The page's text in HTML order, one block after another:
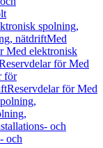
spolning,
nätdriftMed
Med elektronisk
för Med
för
Reservdelar för Med
och
och